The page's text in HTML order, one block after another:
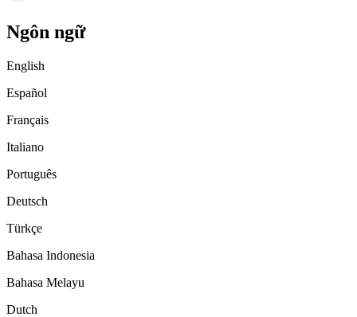
Ngôn ngữ
English
Español
Français
Italiano
Português
Deutsch
Türkçe
Bahasa Indonesia
Bahasa Melayu
Dutch